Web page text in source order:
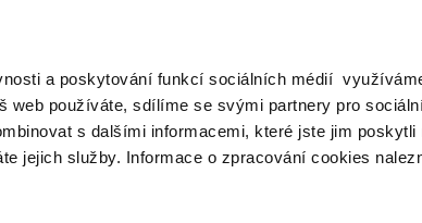
a poskytování funkcí sociálních médií
web používáte, sdílíme se svými partnery pro
s dalšími informacemi, které jste jim poskytli
jejich služby. Informace o zpracování cookies
Vyhledat